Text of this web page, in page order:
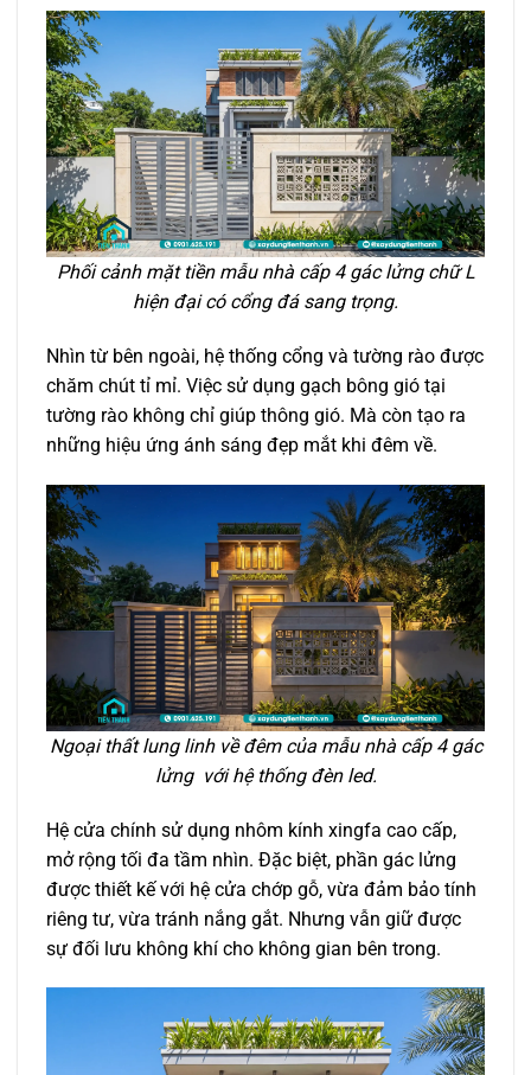
Phối cảnh mặt tiền mẫu nhà cấp 4 gác lửng chữ L
hiện đại có cổng đá sang trọng.
Nhìn từ bên ngoài, hệ thống cổng và tường rào được
chăm chút tỉ mỉ. Việc sử dụng gạch bông gió tại
tường rào không chỉ giúp thông gió. Mà còn tạo ra
những hiệu ứng ánh sáng đẹp mắt khi đêm về.
Ngoại thất lung linh về đêm của mẫu nhà cấp 4 gác
lửng với hệ thống đèn led.
Hệ cửa chính sử dụng nhôm kính xingfa cao cấp,
mở rộng tối đa tầm nhìn. Đặc biệt, phần gác lửng
được thiết kế với hệ cửa chớp gỗ, vừa đảm bảo tính
riêng tư, vừa tránh nắng gắt. Nhưng vẫn giữ được
sự đối lưu không khí cho không gian bên trong.